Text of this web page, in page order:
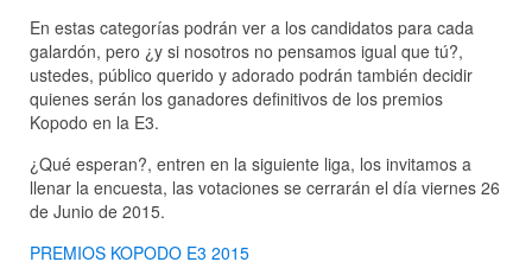
En estas categorías podrán ver a los candidatos para cada
galardón, pero ¿y si nosotros no pensamos igual que tú?,
ustedes, público querido y adorado podrán también decidir
quienes serán los ganadores definitivos de los premios
Kopodo en la E3.
¿Qué esperan?, entren en la siguiente liga, los invitamos a
llenar la encuesta, las votaciones se cerrarán el día viernes 26
de Junio de 2015.
PREMIOS KOPODO E3 2015